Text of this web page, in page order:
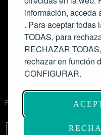
información, acceda
. Para aceptar todas
TODAS, para
RECHAZAR
rechazar en función
CONFIGURAR.
Colabora:
Proyecto de modernización de
Salón de Actos del Ateneo de
Subvención: 175.000€